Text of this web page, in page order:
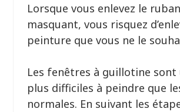
Lorsque vous enlevez le ruban
masquant, vous risquez
peinture que vous ne le
Les fenêtres à guillotine sont
plus difficiles à peindre que
normales. En suivant les